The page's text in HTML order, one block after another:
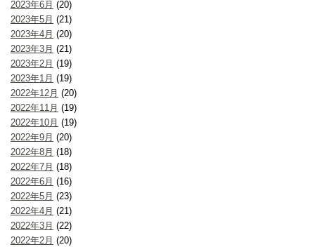
2023年6月 (20)
2023年5月 (21)
2023年4月 (20)
2023年3月 (21)
2023年2月 (19)
2023年1月 (19)
2022年12月 (20)
2022年11月 (19)
2022年10月 (19)
2022年9月 (20)
2022年8月 (18)
2022年7月 (18)
2022年6月 (16)
2022年5月 (23)
2022年4月 (21)
2022年3月 (22)
2022年2月 (20)